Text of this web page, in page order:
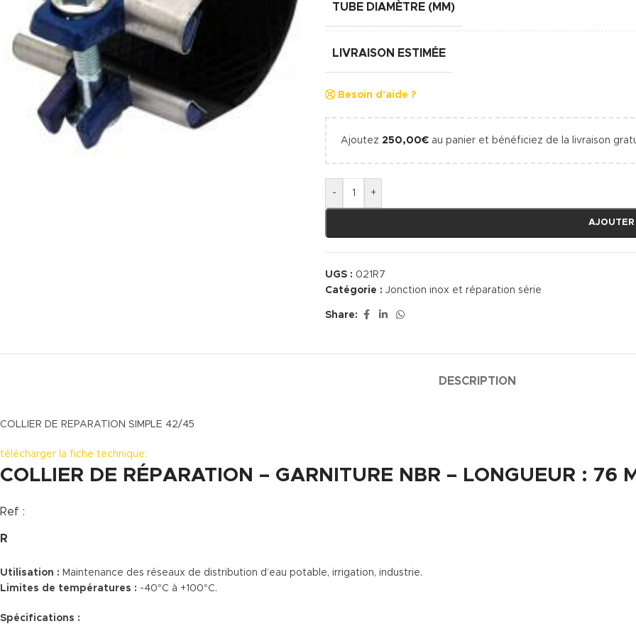
TUBE DIAMÈTRE (MM)
LIVRAISON ESTIMÉE
Besoin d'aide ?
Ajoutez 250,00€ au panier et bénéficiez de la livraison
- +
UGS : 021R7
Catégorie : Jonction inox et réparation série
Share:
DESCRIPTION
COLLIER DE REPARATION SIMPLE 42/45
télécharger la fiche technique:
COLLIER DE RÉPARATION – GARNITURE NBR – LONGUEUR : 76
Ref :
R
Utilisation : Maintenance des réseaux de distribution d’eau potable, irrigation, industrie.
Limites de températures : -40°C à +100°C.
Spécifications :